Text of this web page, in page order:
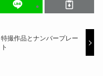
特撮作品とナンバープレー
ト